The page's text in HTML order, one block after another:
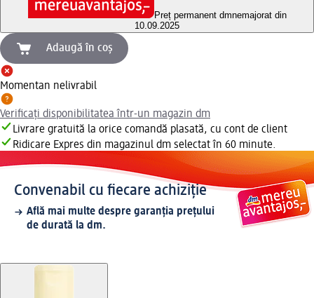
Preț permanent dmnemajorat din
10.09.2025
Adaugă în coș
Momentan nelivrabil
Verificați disponibilitatea într-un magazin dm
Livrare gratuită la orice comandă plasată, cu cont de client
Ridicare Expres din magazinul dm selectat în 60 minute.
Convenabil cu fiecare achiziție
Află mai multe despre garanția prețului
de durată la dm.